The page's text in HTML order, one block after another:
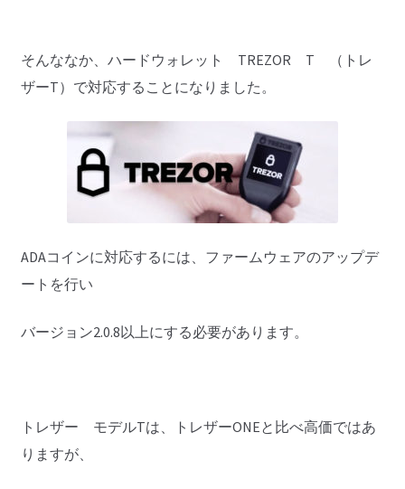
そんななか、ハードウォレット TREZOR T （トレ
ザーT）で対応することになりました。
ADAコインに対応するには、ファームウェアのアップデ
ートを行い
バージョン2.0.8以上にする必要があります。
トレザー モデルTは、トレザーONEと比べ高価ではあ
りますが、